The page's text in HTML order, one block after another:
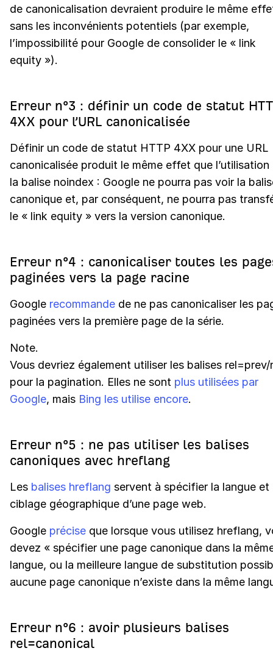
de canonicalisation devraient produire le même
sans les inconvénients potentiels (par exemple,
l’impossibilité pour Google de consolider le « link
equity »).
Erreur n°3 : définir un code de statut
4XX pour l’URL canonicalisée
Définir un code de statut HTTP 4XX pour une URL
canonicalisée produit le même effet que l’utilisation
la balise noindex : Google ne pourra pas voir la
canonique et, par conséquent, ne pourra pas
le « link equity » vers la version canonique.
Erreur n°4 : canonicaliser toutes les
paginées vers la page racine
Google recommande de ne pas canonicaliser les
paginées vers la première page de la série.
Note.
Vous devriez également utiliser les balises
pour la pagination. Elles ne sont plus utilisées par
Google, mais Bing les utilise encore.
Erreur n°5 : ne pas utiliser les balises
canoniques avec hreflang
Les balises hreflang servent à spécifier la langue et
ciblage géographique d’une page web.
Google précise que lorsque vous utilisez hreflang,
devez « spécifier une page canonique dans la
langue, ou la meilleure langue de substitution
aucune page canonique n’existe dans la même
Erreur n°6 : avoir plusieurs balises
rel=canonical